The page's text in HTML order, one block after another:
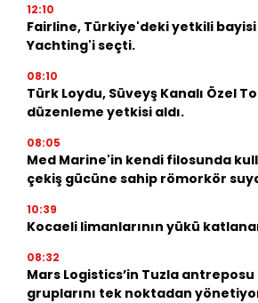
12:10
Fairline, Türkiye'deki yetkili
Yachting'i seçti.
08:10
Türk Loydu, Süveyş Kanalı Özel
düzenleme yetkisi aldı.
08:05
Med Marine'in kendi filosunda
çekiş gücüne sahip römorkör
10:39
Kocaeli limanlarının yükü
08:32
Mars Logistics’in Tuzla
gruplarını tek noktadan